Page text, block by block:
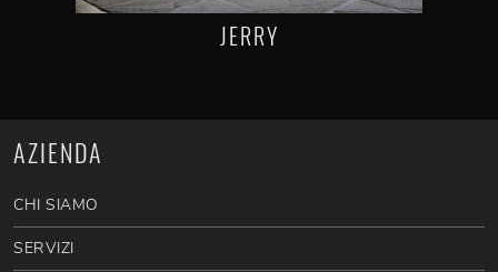
JERRY
AZIENDA
CHI SIAMO
SERVIZI